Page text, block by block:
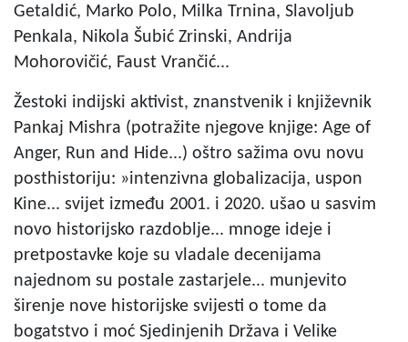
Getaldić, Marko Polo, Milka Trnina, Slavoljub
Penkala, Nikola Šubić Zrinski, Andrija
Mohorovičić, Faust Vrančić...
Žestoki indijski aktivist, znanstvenik i književnik
Pankaj Mishra (potražite njegove knjige: Age of
Anger, Run and Hide...) oštro sažima ovu novu
posthistoriju: »intenzivna globalizacija, uspon
Kine... svijet između 2001. i 2020. ušao u sasvim
novo historijsko razdoblje... mnoge ideje i
pretpostavke koje su vladale decenijama
najednom su postale zastarjele... munjevito
širenje nove historijske svijesti o tome da
bogatstvo i moć Sjedinjenih Država i Velike